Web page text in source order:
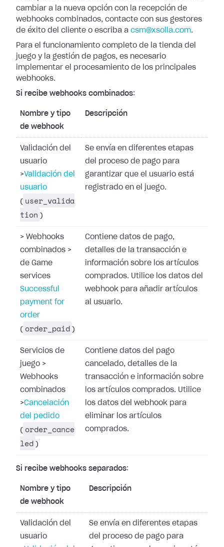
cambiar a la nueva opción con la recepción de
webhooks combinados, contacte con sus gestores
de éxito del cliente o escriba a csm@xsolla.com.
Para el funcionamiento completo de la tienda del
juego y la gestión de pagos, es necesario
implementar el procesamiento de los principales
webhooks.
Si recibe webhooks combinados:
Nombre y tipo
de webhook
Descripción
Validación del
usuario
>Validación del
usuario
( user_valida
tion )
Se envía en diferentes etapas
del proceso de pago para
garantizar que el usuario está
registrado en el juego.
> Webhooks
combinados >
de Game
services
Successful
payment for
order
( order_paid )
Contiene datos de pago,
detalles de la transacción e
información sobre los artículos
comprados. Utilice los datos del
webhook para añadir artículos
al usuario.
Servicios de
juego >
Webhooks
combinados
>Cancelación
del pedido
( order_cance
led )
Contiene datos del pago
cancelado, detalles de la
transacción e información sobre
los artículos comprados. Utilice
los datos del webhook para
eliminar los artículos
comprados.
Si recibe webhooks separados:
Nombre y tipo
de webhook
Descripción
Validación del
usuario
Se envía en diferentes etapas
del proceso de pago para